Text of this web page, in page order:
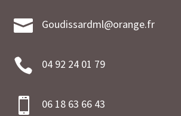
 Goudissardml@orange.fr
 04 92 24 01 79
 06 18 63 66 43